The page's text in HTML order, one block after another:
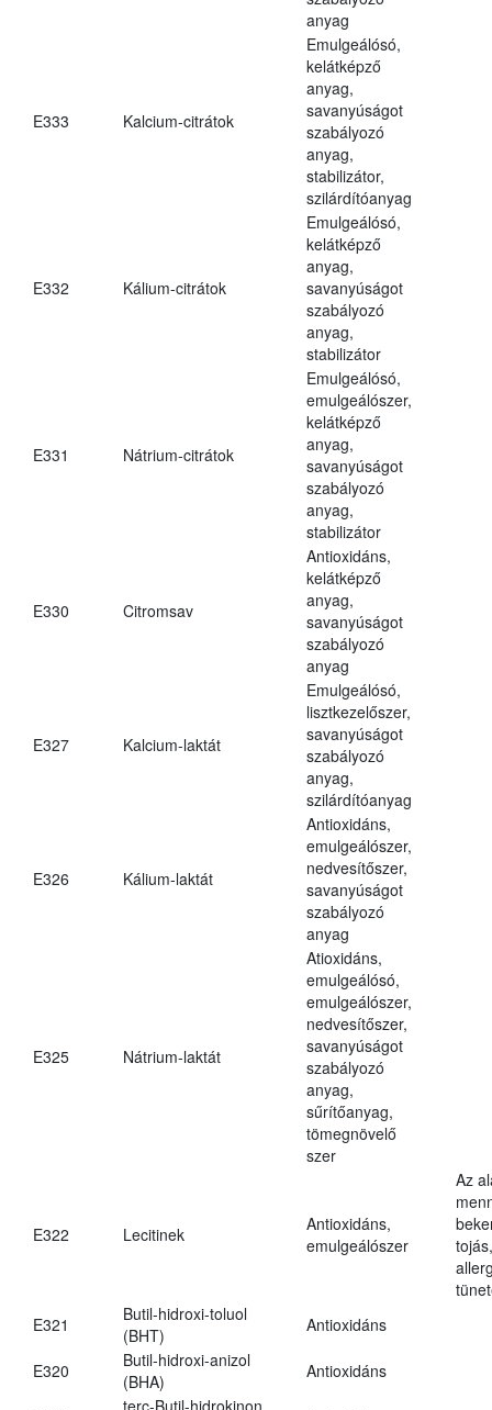
anyag
E333 Kalcium-citrátok
Emulgeálósó,
kelátképző
anyag,
savanyúságot
szabályozó
anyag,
stabilizátor,
szilárdítóanyag
E332 Kálium-citrátok
Emulgeálósó,
kelátképző
anyag,
savanyúságot
szabályozó
anyag,
stabilizátor
E331 Nátrium-citrátok
Emulgeálósó,
emulgeálószer,
kelátképző
anyag,
savanyúságot
szabályozó
anyag,
stabilizátor
E330 Citromsav
Antioxidáns,
kelátképző
anyag,
savanyúságot
szabályozó
anyag
E327 Kalcium-laktát
Emulgeálósó,
lisztkezelőszer,
savanyúságot
szabályozó
anyag,
szilárdítóanyag
E326 Kálium-laktát
Antioxidáns,
emulgeálószer,
nedvesítőszer,
savanyúságot
szabályozó
anyag
E325 Nátrium-laktát
Atioxidáns,
emulgeálósó,
emulgeálószer,
nedvesítőszer,
savanyúságot
szabályozó
anyag,
sűrítőanyag,
tömegnövelő
szer
E322 Lecitinek
Antioxidáns,
emulgeálószer
Az
E321
Butil-hidroxi-toluol
(BHT)
Antioxidáns
E320
Butil-hidroxi-anizol
(BHA)
Antioxidáns
terc-Butil-hidrokinon